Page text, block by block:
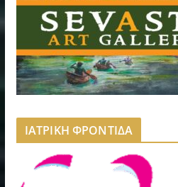
ΙΑΤΡΙΚΗ ΦΡΟΝΤΙΔΑ